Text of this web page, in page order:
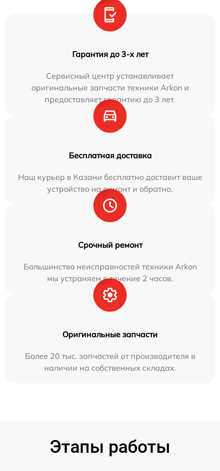
Гарантия до 3-х лет
Сервисный центр устанавливает
оригинальные запчасти техники Arkon и
предоставляет гарантию до 3 лет.
Бесплатная доставка
Наш курьер в Казани бесплатно доставит ваше
устройство на ремонт и обратно.
Срочный ремонт
Большинство неисправностей техники Arkon
мы устраняем в течение 2 часов.
Оригинальные запчасти
Более 20 тыс. запчастей от производителя в
наличии на собственных складах.
Этапы работы